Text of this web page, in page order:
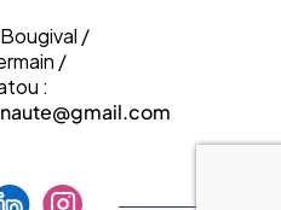
/
/
: